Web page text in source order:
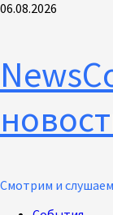
Перейти
06.08.2026
Смотрим и